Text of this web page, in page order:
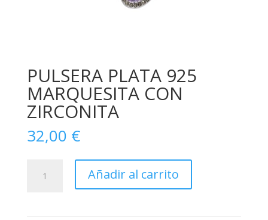
PULSERA PLATA 925
MARQUESITA CON
ZIRCONITA
32,00 €
PLATA
Añadir al carrito